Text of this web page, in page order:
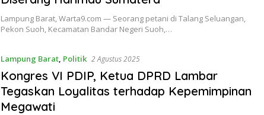
Lampung Barat, Warta9.com — Seorang petani di Talang Seluangan,
Pekon Suoh, Kecamatan Bandar Negeri Suoh,…
Lampung Barat, Politik 2 Agustus 2025
Kongres VI PDIP, Ketua DPRD Lambar
Tegaskan Loyalitas terhadap Kepemimpinan
Megawati